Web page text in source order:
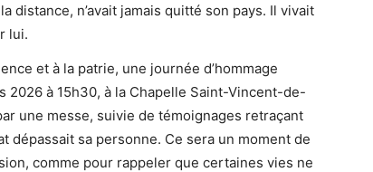
distance, n’avait jamais quitté son pays. Il vivait
lui.
et à la patrie, une journée d’hommage
2026 à 15h30, à la Chapelle Saint-Vincent-de-
une messe, suivie de témoignages retraçant
dépassait sa personne. Ce sera un moment de
comme pour rappeler que certaines vies ne